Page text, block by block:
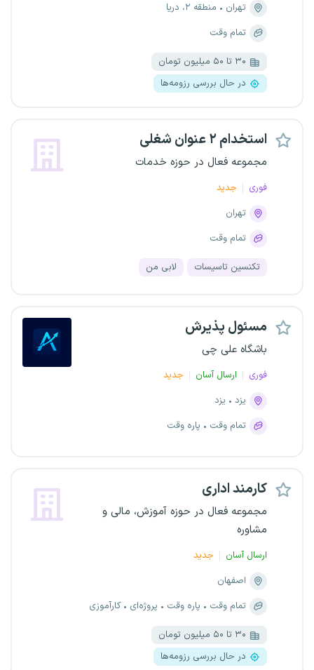
تهران
منطقه ۲، دریا
تمام وقت
۳۰ تا ۵۰ میلیون تومان
در حال بررسی رزومه‌ها
استخدام ۲ عنوان شغلی
مجموعه فعال در حوزه خدمات
فوری
جدید
تهران
تمام وقت
تکنسین تاسیسات لابی من
مسئول پذیرش
باشگاه علی چی
فوری ارسال آسان
جدید
یزد
یزد
تمام وقت
پاره وقت
کارمند اداری
مجموعه فعال در حوزه آموزش، مالی و
مشاوره
ارسال آسان
جدید
اصفهان
تمام وقت
پاره وقت پروژه‌ای کارآموزی
۳۰ تا ۵۰ میلیون تومان
در حال بررسی رزومه‌ها